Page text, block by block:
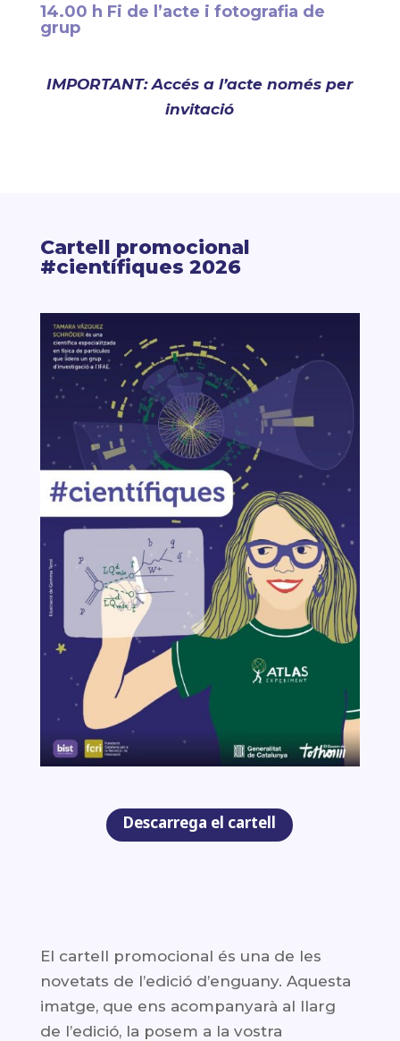
14.00 h Fi de l’acte i fotografia de
grup
IMPORTANT: Accés a l’acte només per
invitació
Cartell promocional
#científiques 2026
Descarrega el cartell
El cartell promocional és una de les
novetats de l’edició d’enguany. Aquesta
imatge, que ens acompanyarà al llarg
de l’edició, la posem a la vostra